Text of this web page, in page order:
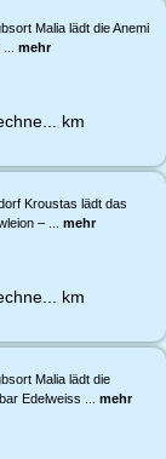
Malia lädt die Anemi
mehr
km
Kroustas lädt das
– ... mehr
km
Malia lädt die
Edelweiss ... mehr